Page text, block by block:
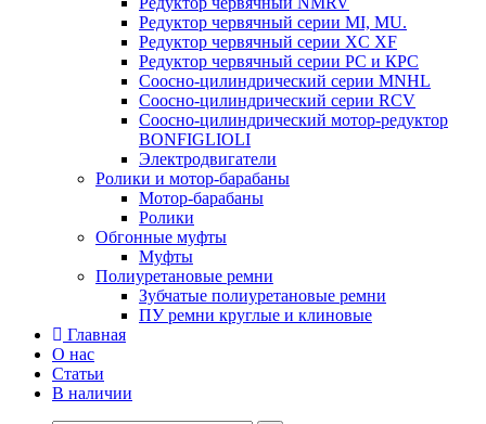
Редуктор червячный серии MI, MU.
Редуктор червячный серии XC XF
Редуктор червячный серии РС и КРС
Соосно-цилиндрический серии MNHL
Соосно-цилиндрический серии RCV
Соосно-цилиндрический мотор-редуктор
BONFIGLIOLI
Электродвигатели
Ролики и мотор-барабаны
Мотор-барабаны
Ролики
Обгонные муфты
Муфты
Полиуретановые ремни
Зубчатые полиуретановые ремни
ПУ ремни круглые и клиновые
Главная
О нас
Статьи
В наличии